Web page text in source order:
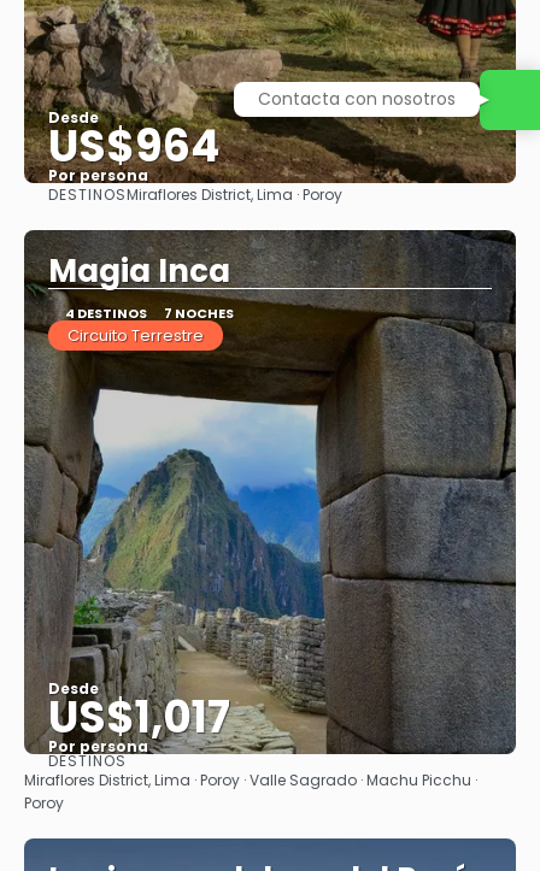
Desde
US$964
Por persona
Ver
DESTINOSMiraflores District, Lima · Poroy
Magia Inca
4 DESTINOS 7 NOCHES
Circuito Terrestre
Desde
US$1,017
Por persona
Ver
DESTINOS
Miraflores District, Lima · Poroy · Valle Sagrado · Machu Picchu ·
Poroy
Contacta con nosotros